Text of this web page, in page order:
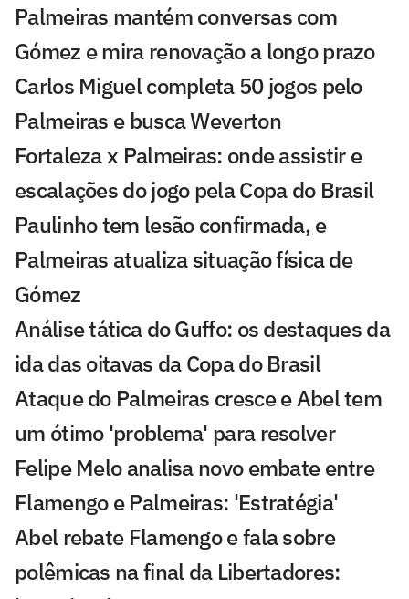
Palmeiras mantém conversas com
Gómez e mira renovação a longo prazo
Carlos Miguel completa 50 jogos pelo
Palmeiras e busca Weverton
Fortaleza x Palmeiras: onde assistir e
escalações do jogo pela Copa do Brasil
Paulinho tem lesão confirmada, e
Palmeiras atualiza situação física de
Gómez
Análise tática do Guffo: os destaques da
ida das oitavas da Copa do Brasil
Ataque do Palmeiras cresce e Abel tem
um ótimo 'problema' para resolver
Felipe Melo analisa novo embate entre
Flamengo e Palmeiras: 'Estratégia'
Abel rebate Flamengo e fala sobre
polêmicas na final da Libertadores: